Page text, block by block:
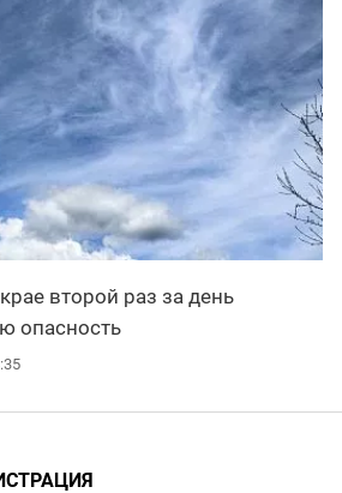
второй раз за день
опасность